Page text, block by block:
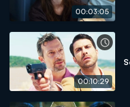
00:03:05
00:10:29